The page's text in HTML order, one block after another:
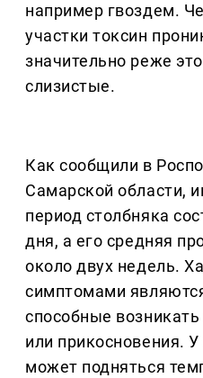
например гвоздем.
участки токсин
значительно реже
слизистые.
Как сообщили в
Самарской области,
период столбняка
дня, а его средняя
около двух недель.
симптомами
способные
или прикосновения.
может подняться